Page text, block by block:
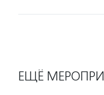
ЕЩЁ